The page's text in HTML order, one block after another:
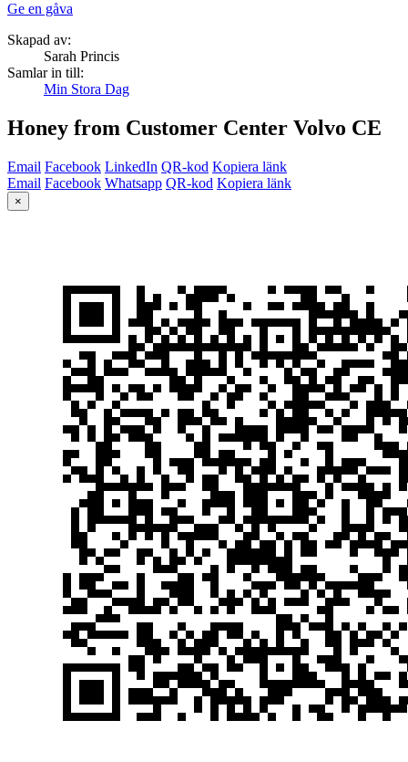
Ge en gåva
Skapad av:
Sarah Princis
Samlar in till:
Min Stora Dag
Honey from Customer Center Volvo CE
Email Facebook LinkedIn QR-kod Kopiera länk
Email Facebook Whatsapp QR-kod Kopiera länk
×